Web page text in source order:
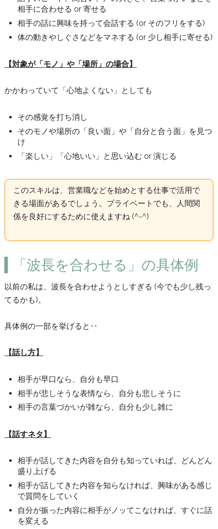
相手に合わせる or 寄せる
相手の話に興味を持って会話する (or そのフリをする)
体の動きやしぐさなどをマネする (or 少し相手に寄せる)
【対象が「モノ」や「場所」の場合】
かかわっていて「心地よくない」としても
その感覚を打ち消し
そのモノや場所の「良い面」や「自分と合う面」を見つ
け
「楽しい」「心地いい」と思い込む or 演じる
このスキルは、営業職などを始めとする仕事で活用で
きる場面があるでしょう。プライベートでも、人間関
係を良好にするために使えますね (^-^)
「波長を合わせる」の具体例
以前の私は、波長を合わせようとしすぎる (今でも少し残っ
てるかも)。
具体例の一部を挙げると‥
【話し方】
相手が早口なら、自分も早口
相手が悲しそうな表情なら、自分も悲しそうに
相手の言葉づかいが雑なら、自分も少し雑に
【話すネタ】
相手が話してきた内容を自分も知っていれば、どんどん
盛り上げる
相手が話してきた内容を知らなければ、興味がある感じ
で質問をしていく
自分が振った内容に相手がノッてこなければ、すぐに話
を変える